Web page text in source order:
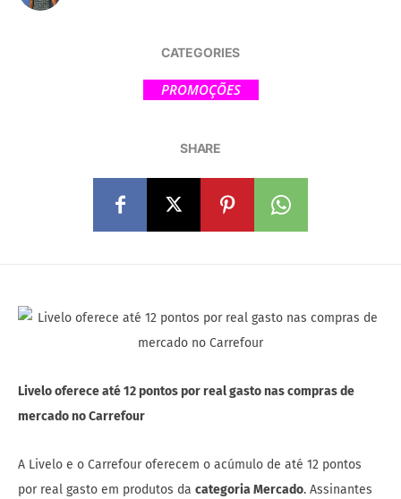
CATEGORIES
PROMOÇÕES
SHARE
Livelo oferece até 12 pontos por real gasto nas compras de
mercado no Carrefour
A Livelo e o Carrefour oferecem o acúmulo de até 12 pontos
por real gasto em produtos da categoria Mercado. Assinantes